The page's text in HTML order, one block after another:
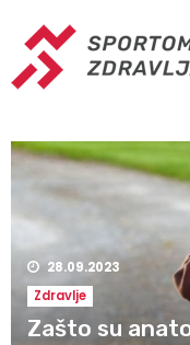
28.09.2023
Zdravlje
Zašto su